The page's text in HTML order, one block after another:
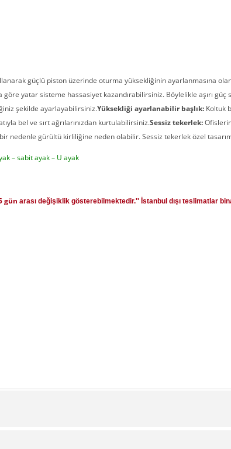
güçlü piston üzerinde oturma yüksekliğinin ayarlanmasına
göre yatar sisteme hassasiyet kazandırabilirsiniz. Böylelikle aşırı
şekilde ayarlayabilirsiniz.Yüksekliği ayarlanabilir başlık: Koltuk
bel ve sırt ağrılarınızdan kurtulabilirsiniz.Sessiz tekerlek:
nedenle gürültü kirliliğine neden olabilir. Sessiz tekerlek özel
– sabit ayak – U ayak
gün arası değişiklik gösterebilmektedir.'' İstanbul dışı teslimatlar